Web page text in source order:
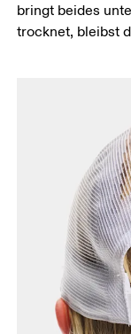
bringt beides
trocknet, bleibst